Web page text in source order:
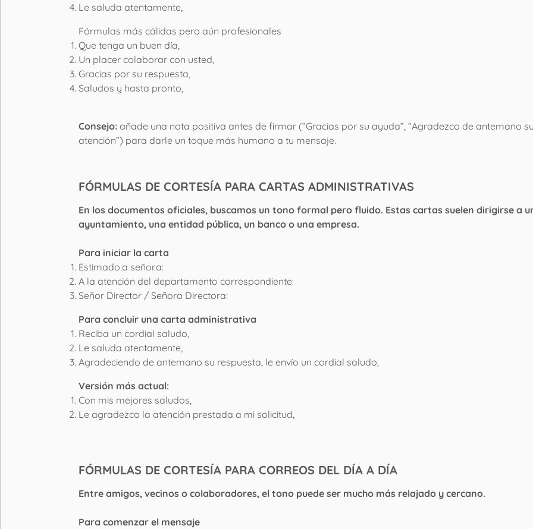
Le saluda atentamente,
Fórmulas más cálidas pero aún profesionales
Que tenga un buen día,
Un placer colaborar con usted,
Gracias por su respuesta,
Saludos y hasta pronto,
Consejo: añade una nota positiva antes de firmar (“Gracias por su ayuda”, “Agradezco de antemano
atención”) para darle un toque más humano a tu mensaje.
FÓRMULAS DE CORTESÍA PARA CARTAS ADMINISTRATIVAS
En los documentos oficiales, buscamos un tono formal pero fluido. Estas cartas suelen dirigirse a
ayuntamiento, una entidad pública, un banco o una empresa.
Para iniciar la carta
Estimado.a señor.a:
A la atención del departamento correspondiente:
Señor Director / Señora Directora:
Para concluir una carta administrativa
Reciba un cordial saludo,
Le saluda atentamente,
Agradeciendo de antemano su respuesta, le envío un cordial saludo,
Versión más actual:
Con mis mejores saludos,
Le agradezco la atención prestada a mi solicitud,
FÓRMULAS DE CORTESÍA PARA CORREOS DEL DÍA A DÍA
Entre amigos, vecinos o colaboradores, el tono puede ser mucho más relajado y cercano.
Para comenzar el mensaje